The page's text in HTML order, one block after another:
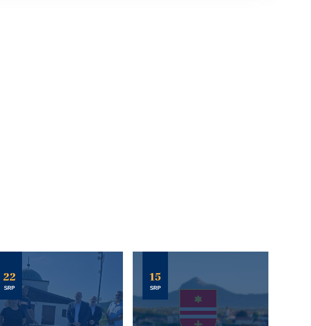
22
SRP
15
SRP